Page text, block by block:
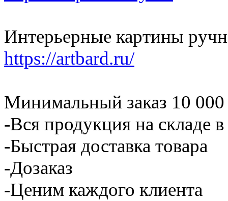
Интерьерные картины
https://artbard.ru/
Минимальный заказ 10 000
-Вся продукция на складе
-Быстрая доставка товара
-Дозаказ
-Ценим каждого клиента